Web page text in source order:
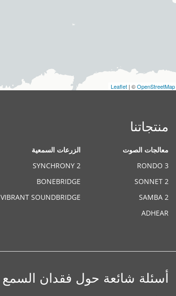
Leaflet | ©OpenStreetMap
منتجاتنا
معالجات الصوت
RONDO 3
SONNET 2
SAMBA 2
ADHEAR
الزرعات السمعية
SYNCHRONY 2
BONEBRIDGE
VIBRANT SOUNDBRIDGE
أسئلة شائعة حول فقدان السمع